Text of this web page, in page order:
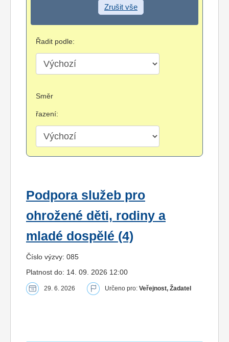
Zrušit vše
Řadit podle:
Směr
řazení:
Podpora služeb pro
ohrožené děti, rodiny a
mladé dospělé (4)
Číslo výzvy: 085
Platnost do: 14. 09. 2026 12:00
29. 6. 2026 Určeno pro: Veřejnost, Žadatel